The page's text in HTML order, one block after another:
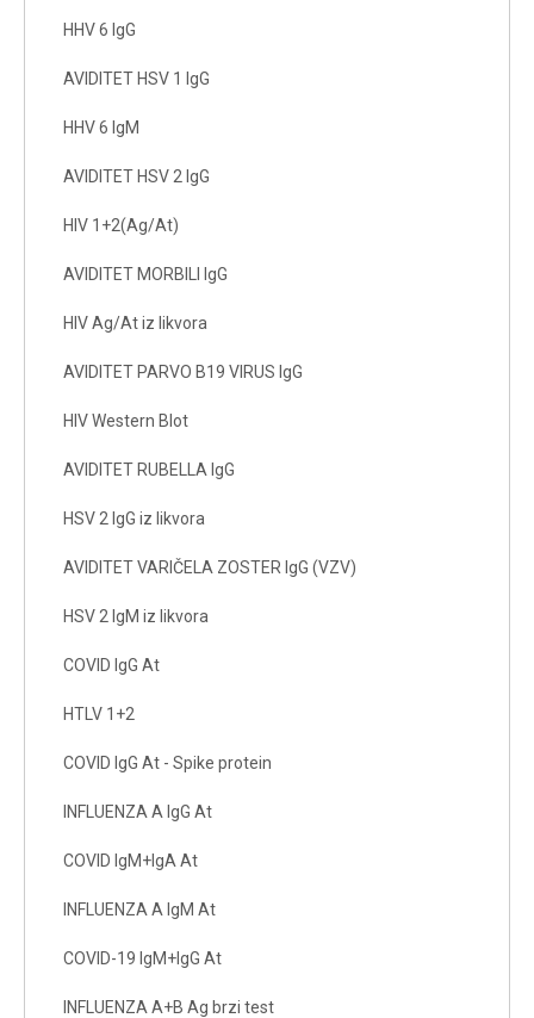
HHV 6 IgG
AVIDITET HSV 1 IgG
HHV 6 IgM
AVIDITET HSV 2 IgG
HIV 1+2(Ag/At)
AVIDITET MORBILI IgG
HIV Ag/At iz likvora
AVIDITET PARVO B19 VIRUS IgG
HIV Western Blot
AVIDITET RUBELLA IgG
HSV 2 IgG iz likvora
AVIDITET VARIČELA ZOSTER IgG (VZV)
HSV 2 IgM iz likvora
COVID IgG At
HTLV 1+2
COVID IgG At - Spike protein
INFLUENZA A IgG At
COVID IgM+IgA At
INFLUENZA A IgM At
COVID-19 IgM+IgG At
INFLUENZA A+B Ag brzi test